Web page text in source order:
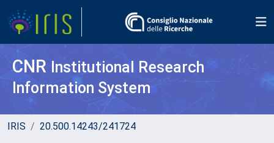
CNR Institutional Research
Information System
IRIS 20.500.14243/241724